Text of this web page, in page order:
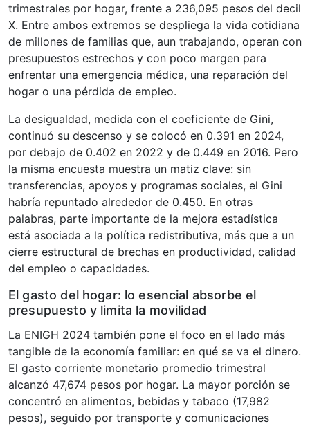
trimestrales por hogar, frente a 236,095 pesos del decil
X. Entre ambos extremos se despliega la vida cotidiana
de millones de familias que, aun trabajando, operan con
presupuestos estrechos y con poco margen para
enfrentar una emergencia médica, una reparación del
hogar o una pérdida de empleo.
La desigualdad, medida con el coeficiente de Gini,
continuó su descenso y se colocó en 0.391 en 2024,
por debajo de 0.402 en 2022 y de 0.449 en 2016. Pero
la misma encuesta muestra un matiz clave: sin
transferencias, apoyos y programas sociales, el Gini
habría repuntado alrededor de 0.450. En otras
palabras, parte importante de la mejora estadística
está asociada a la política redistributiva, más que a un
cierre estructural de brechas en productividad, calidad
del empleo o capacidades.
El gasto del hogar: lo esencial absorbe el
presupuesto y limita la movilidad
La ENIGH 2024 también pone el foco en el lado más
tangible de la economía familiar: en qué se va el dinero.
El gasto corriente monetario promedio trimestral
alcanzó 47,674 pesos por hogar. La mayor porción se
concentró en alimentos, bebidas y tabaco (17,982
pesos), seguido por transporte y comunicaciones